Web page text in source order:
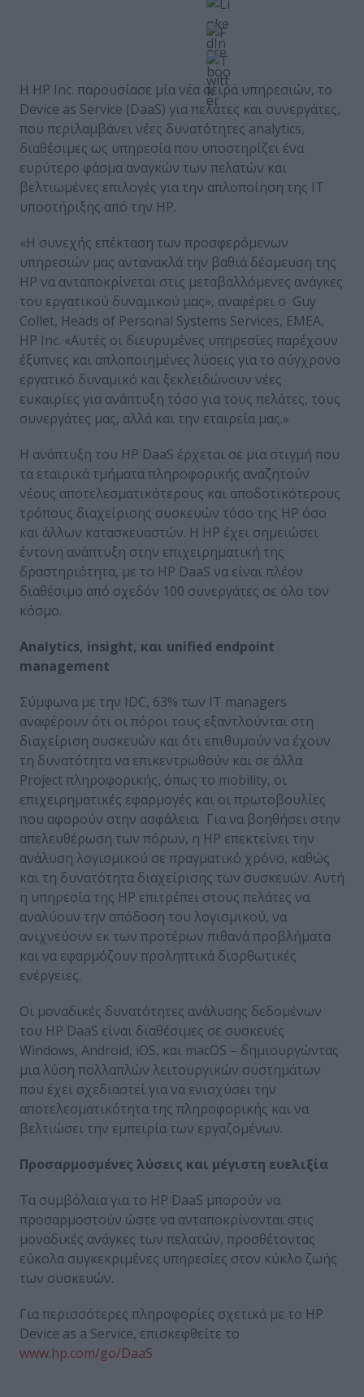
Η HP Inc. παρουσίασε μία νέα σειρά υπηρεσιών, το
Device as Service (DaaS) για πελάτες και συνεργάτες,
που περιλαμβάνει νέες δυνατότητες analytics,
διαθέσιμες ως υπηρεσία που υποστηρίζει ένα
ευρύτερο φάσμα αναγκών των πελατών και
βελτιωμένες επιλογές για την απλοποίηση της IT
υποστήριξης από την HP.
«Η συνεχής επέκταση των προσφερόμενων
υπηρεσιών μας αντανακλά την βαθιά δέσμευση της
HP να ανταποκρίνεται στις μεταβαλλόμενες ανάγκες
του εργατικού δυναμικού μας», αναφέρει ο Guy
Collet, Heads of Personal Systems Services, EMEA,
HP Inc. «Αυτές οι διευρυμένες υπηρεσίες παρέχουν
έξυπνες και απλοποιημένες λύσεις για το σύγχρονο
εργατικό δυναμικό και ξεκλειδώνουν νέες
ευκαιρίες για ανάπτυξη τόσο για τους πελάτες, τους
συνεργάτες μας, αλλά και την εταιρεία μας.»
Η ανάπτυξη του HP DaaS έρχεται σε μια στιγμή που
τα εταιρικά τμήματα πληροφορικής αναζητούν
νέους αποτελεσματικότερους και αποδοτικότερους
τρόπους διαχείρισης συσκευών τόσο της HP όσο
και άλλων κατασκευαστών. Η HP έχει σημειώσει
έντονη ανάπτυξη στην επιχειρηματική της
δραστηριότητα, με το HP DaaS να είναι πλέον
διαθέσιμο από σχεδόν 100 συνεργάτες σε όλο τον
κόσμο.
Analytics, insight, και unified endpoint
management
Σύμφωνα με την IDC, 63% των ΙΤ managers
αναφέρουν ότι οι πόροι τους εξαντλούνται στη
διαχείριση συσκευών και ότι επιθυμούν να έχουν
τη δυνατότητα να επικεντρωθούν και σε άλλα
Project πληροφορικής, όπως το mobility, οι
επιχειρηματικές εφαρμογές και οι πρωτοβουλίες
που αφορούν στην ασφάλεια. Για να βοηθήσει στην
απελευθέρωση των πόρων, η HP επεκτείνει την
ανάλυση λογισμικού σε πραγματικό χρόνο, καθώς
και τη δυνατότητα διαχείρισης των συσκευών. Αυτή
η υπηρεσία της HP επιτρέπει στους πελάτες να
αναλύουν την απόδοση του λογισμικού, να
ανιχνεύουν εκ των προτέρων πιθανά προβλήματα
και να εφαρμόζουν προληπτικά διορθωτικές
ενέργειες.
Οι μοναδικές δυνατότητες ανάλυσης δεδομένων
του HP DaaS είναι διαθέσιμες σε συσκευές
Windows, Android, iOS, και macOS – δημιουργώντας
μια λύση πολλαπλών λειτουργικών συστημάτων
που έχει σχεδιαστεί για να ενισχύσει την
αποτελεσματικότητα της πληροφορικής και να
βελτιώσει την εμπειρία των εργαζομένων.
Προσαρμοσμένες λύσεις και μέγιστη ευελιξία
Τα συμβόλαια για το HP DaaS μπορούν να
προσαρμοστούν ώστε να ανταποκρίνονται στις
μοναδικές ανάγκες των πελατών, προσθέτοντας
εύκολα συγκεκριμένες υπηρεσίες στον κύκλο ζωής
των συσκευών.
Για περισσότερες πληροφορίες σχετικά με το HP
Device as a Service, επισκεφθείτε το
www.hp.com/go/DaaS